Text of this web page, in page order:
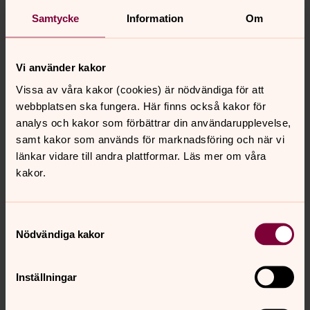
Samtycke Information Om
Vi använder kakor
Vissa av våra kakor (cookies) är nödvändiga för att
webbplatsen ska fungera. Här finns också kakor för
analys och kakor som förbättrar din användarupplevelse,
samt kakor som används för marknadsföring och när vi
länkar vidare till andra plattformar. Läs mer om våra
kakor.
Nödvändiga kakor
Inställningar
möbelåterbruk inom Svenska kyrkan.
Församlingar och kanslier i Svenska kyrkan köper nya
som har ett stort klimatavtryck och orsakar
miljöproblem i andra delar av världen. Men sedan drygt
ett år tillbaka finns en ny digital plattform inom kyrkan
som ger församlingar och pastorat bättre möjligheter till
återbruk av möbler istället för att köpa nytt. Det har
redan resulterat i flera projekt där slitna möbler fått nytt
liv genom rekonditionering, en vinst för både klimat och
kyrkan